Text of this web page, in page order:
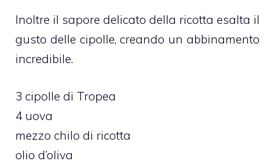
Inoltre il sapore delicato della ricotta esalta il
gusto delle cipolle, creando un abbinamento
incredibile.
3 cipolle di Tropea
4 uova
mezzo chilo di ricotta
olio d’oliva